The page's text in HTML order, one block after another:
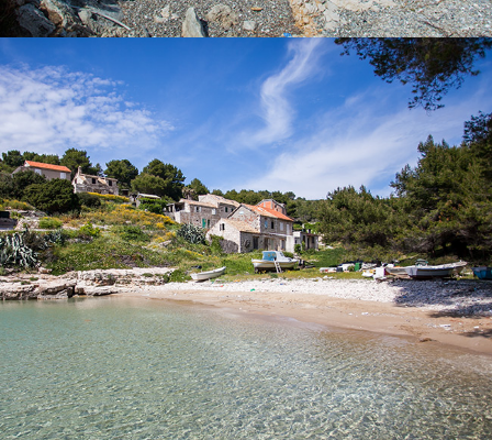
SALBUNORA (BIŠEVO)
Der Strand Salbunara ist ein schöner Sandstrand, der sich auf
der Insel Biševo befindet. Eine Fahrt von Komiža zu diesem
Strand dauert 15 Minuten mit unserem schnellen Taxi-Boot.
x